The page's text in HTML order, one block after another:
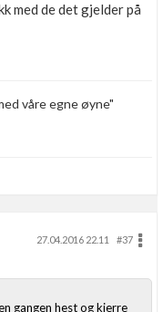
med de det gjelder på
våre egne øyne"
litt til
27.04.2016 22.11
#37
gangen hest og kjerre